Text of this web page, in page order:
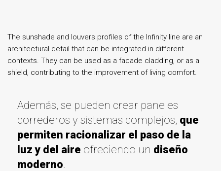
The sunshade and louvers profiles of the Infinity line are an
architectural detail that can be integrated in different
contexts. They can be used as a facade cladding, or as a
shield, contributing to the improvement of living comfort.
Además, se pueden crear paneles
correderos y sistemas complejos, que
permiten racionalizar el paso de la
luz y del aire ofreciendo un diseño
moderno.